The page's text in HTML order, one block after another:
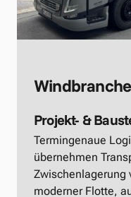
Windbranche
Projekt- &
Termingenaue
übernehmen
Zwischenlagerung
moderner Flotte,